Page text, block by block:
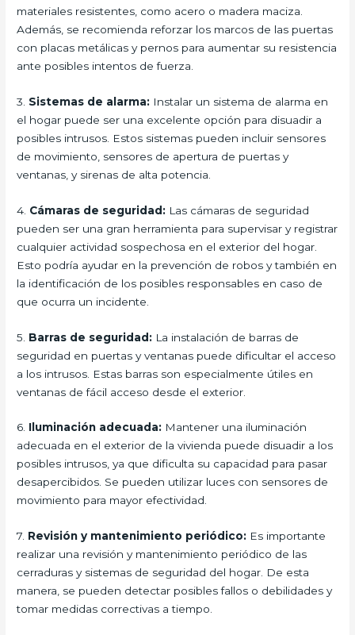
materiales resistentes, como acero o madera maciza.
Además, se recomienda reforzar los marcos de las puertas
con placas metálicas y pernos para aumentar su resistencia
ante posibles intentos de fuerza.
3. Sistemas de alarma: Instalar un sistema de alarma en
el hogar puede ser una excelente opción para disuadir a
posibles intrusos. Estos sistemas pueden incluir sensores
de movimiento, sensores de apertura de puertas y
ventanas, y sirenas de alta potencia.
4. Cámaras de seguridad: Las cámaras de seguridad
pueden ser una gran herramienta para supervisar y registrar
cualquier actividad sospechosa en el exterior del hogar.
Esto podría ayudar en la prevención de robos y también en
la identificación de los posibles responsables en caso de
que ocurra un incidente.
5. Barras de seguridad: La instalación de barras de
seguridad en puertas y ventanas puede dificultar el acceso
a los intrusos. Estas barras son especialmente útiles en
ventanas de fácil acceso desde el exterior.
6. Iluminación adecuada: Mantener una iluminación
adecuada en el exterior de la vivienda puede disuadir a los
posibles intrusos, ya que dificulta su capacidad para pasar
desapercibidos. Se pueden utilizar luces con sensores de
movimiento para mayor efectividad.
7. Revisión y mantenimiento periódico: Es importante
realizar una revisión y mantenimiento periódico de las
cerraduras y sistemas de seguridad del hogar. De esta
manera, se pueden detectar posibles fallos o debilidades y
tomar medidas correctivas a tiempo.